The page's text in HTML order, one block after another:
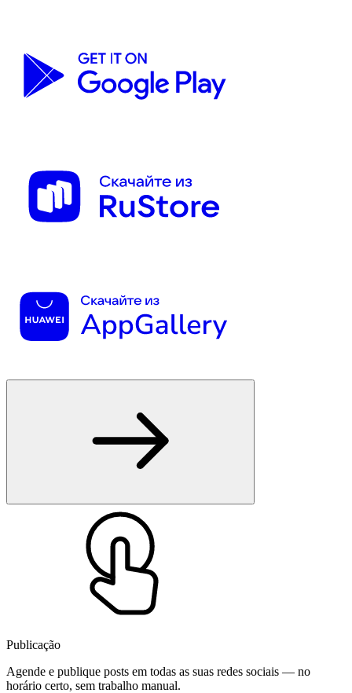
Publicação
Agende e publique posts em todas as suas redes sociais — no
horário certo, sem trabalho manual.